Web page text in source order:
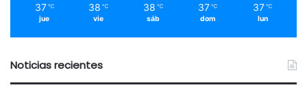
37 ℃
jue
38 ℃
vie
38 ℃
sáb
37 ℃
dom
37 ℃
lun
Noticias recientes